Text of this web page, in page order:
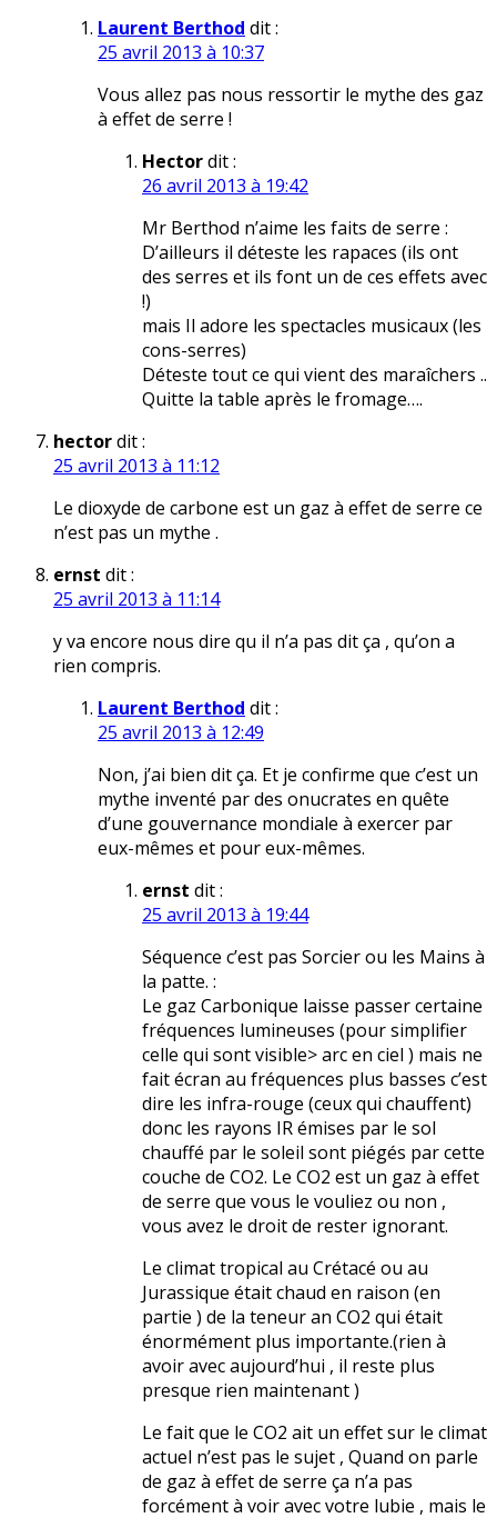
Laurent Berthod dit :
25 avril 2013 à 10:37
Vous allez pas nous ressortir le mythe des gaz
à effet de serre !
Hectordit :
26 avril 2013 à 19:42
Mr Berthod n’aime les faits de serre :
D’ailleurs il déteste les rapaces (ils ont
des serres et ils font un de ces effets avec
!)
mais Il adore les spectacles musicaux (les
cons-serres)
Déteste tout ce qui vient des maraîchers ..
Quitte la table après le fromage….
hectordit :
25 avril 2013 à 11:12
Le dioxyde de carbone est un gaz à effet de serre ce
n’est pas un mythe .
ernst dit :
25 avril 2013 à 11:14
y va encore nous dire qu il n’a pas dit ça , qu’on a
rien compris.
Laurent Berthod dit :
25 avril 2013 à 12:49
Non, j’ai bien dit ça. Et je confirme que c’est un
mythe inventé par des onucrates en quête
d’une gouvernance mondiale à exercer par
eux-mêmes et pour eux-mêmes.
ernst dit :
25 avril 2013 à 19:44
Séquence c’est pas Sorcier ou les Mains à
la patte. :
Le gaz Carbonique laisse passer certaine
fréquences lumineuses (pour simplifier
celle qui sont visible> arc en ciel ) mais ne
fait écran au fréquences plus basses c’est
dire les infra-rouge (ceux qui chauffent)
donc les rayons IR émises par le sol
chauffé par le soleil sont piégés par cette
couche de CO2. Le CO2 est un gaz à effet
de serre que vous le vouliez ou non ,
vous avez le droit de rester ignorant.
Le climat tropical au Crétacé ou au
Jurassique était chaud en raison (en
partie ) de la teneur an CO2 qui était
énormément plus importante.(rien à
avoir avec aujourd’hui , il reste plus
presque rien maintenant )
Le fait que le CO2 ait un effet sur le climat
actuel n’est pas le sujet , Quand on parle
de gaz à effet de serre ça n’a pas
forcément à voir avec votre lubie , mais le